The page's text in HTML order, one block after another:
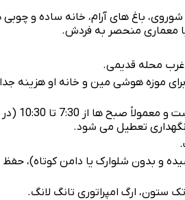
باغ های آرام، خانه ساده و
معماری منحصر به فردش.
برای موزه هوشی مین و خانه او هزینه
و بدون شلوارک یا دامن کوتاه)،
ستون، ارگ امپراتوری تانگ لانگ.